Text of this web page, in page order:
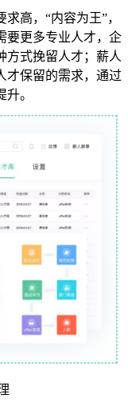
高，“内容为王”，
要更多专业人才，企
方式挽留人才；薪人
才保留的需求，通过
。